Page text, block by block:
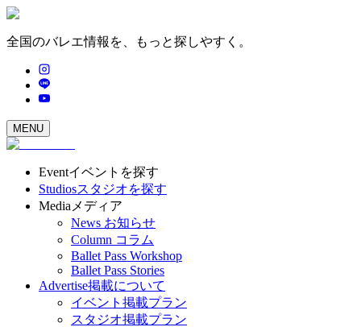
全国のバレエ情報を、もっと探しやすく。
MENU
Eventイベントを探す
Studiosスタジオを探す
Media メディア
News お知らせ
Column コラム
Ballet Pass Workshop
Ballet Pass Stories
Advertise掲載について
イベント掲載プラン
スタジオ掲載プラン